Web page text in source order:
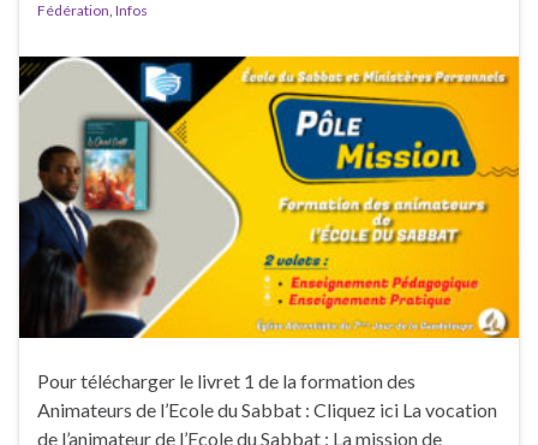
Fédération, Infos
Pour télécharger le livret 1 de la formation des
Animateurs de l’Ecole du Sabbat : Cliquez ici La vocation
de l’animateur de l’Ecole du Sabbat : La mission de